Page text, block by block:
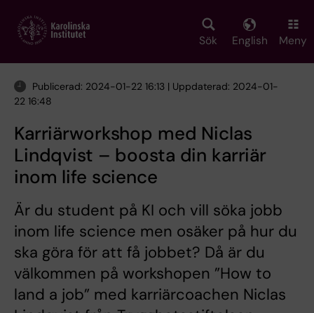
main
Sök English Meny
Publicerad: 2024-01-22 16:13 | Uppdaterad: 2024-01-
22 16:48
Karriärworkshop med Niclas
Lindqvist – boosta din karriär
inom life science
Är du student på KI och vill söka jobb
inom life science men osäker på hur du
ska göra för att få jobbet? Då är du
välkommen på workshopen ”How to
land a job” med karriärcoachen Niclas